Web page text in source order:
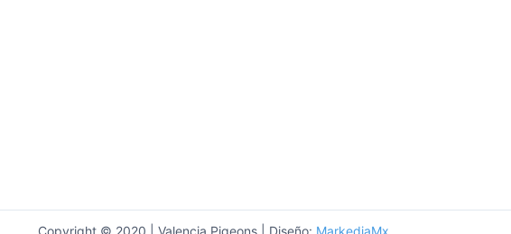
Copyright © 2020 | Valencia Pigeons | Diseño: MarkediaMx